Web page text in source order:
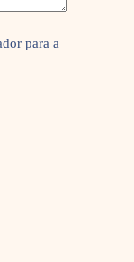
para a